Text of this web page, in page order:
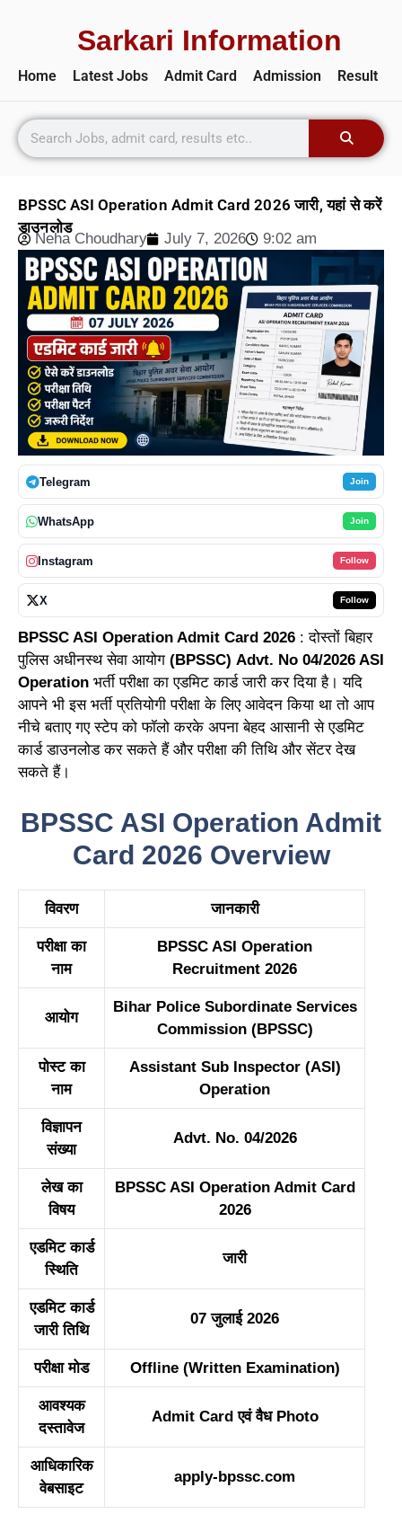
Sarkari Information
Home Latest Jobs Admit Card Admission Result
BPSSC ASI Operation Admit Card 2026 जारी, यहां से करें
डाउनलोड
Neha Choudhary July 7, 2026 9:02 am
Telegram Join
WhatsApp Join
Instagram Follow
X Follow
BPSSC ASI Operation Admit Card 2026 : दोस्तों बिहार
पुलिस अधीनस्थ सेवा आयोग (BPSSC) Advt. No 04/2026 ASI
Operation भर्ती परीक्षा का एडमिट कार्ड जारी कर दिया है। यदि
आपने भी इस भर्ती प्रतियोगी परीक्षा के लिए आवेदन किया था तो आप
नीचे बताए गए स्टेप को फॉलो करके अपना बेहद आसानी से एडमिट
कार्ड डाउनलोड कर सकते हैं और परीक्षा की तिथि और सेंटर देख
सकते हैं।
BPSSC ASI Operation Admit
Card 2026 Overview
विवरण जानकारी
परीक्षा का
नाम
BPSSC ASI Operation
Recruitment 2026
आयोग
Bihar Police Subordinate Services
Commission (BPSSC)
पोस्ट का
नाम
Assistant Sub Inspector (ASI)
Operation
विज्ञापन
संख्या
Advt. No. 04/2026
लेख का
विषय
BPSSC ASI Operation Admit Card
2026
एडमिट कार्ड
स्थिति
जारी
एडमिट कार्ड
जारी तिथि
07 जुलाई 2026
परीक्षा मोड Offline (Written Examination)
आवश्यक
दस्तावेज
Admit Card एवं वैध Photo
आधिकारिक
वेबसाइट
apply-bpssc.com